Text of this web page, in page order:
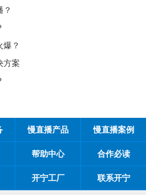
人给您的一封信
探讨主题的新型直播方式
旦放假通知
直播厂家春节放假通知！
一放假通知
苑国栋考察深圳开宁日夜全彩监控厂家
慢直播产品 慢直播案例
帮助中心 合作必读
开宁工厂 联系开宁